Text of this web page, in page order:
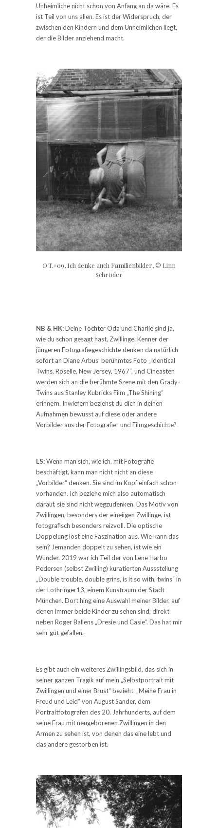
Unheimliche nicht schon von Anfang an da wäre. Es
ist Teil von uns allen. Es ist der Widerspruch, der
zwischen den Kindern und dem Unheimlichen liegt,
der die Bilder anziehend macht.
O.T.#09, Ich denke auch Familienbilder, © Linn
Schröder
NB & HK:Deine Töchter Oda und Charlie sind ja,
wie du schon gesagt hast, Zwillinge. Kenner der
jüngeren Fotografiegeschichte denken da natürlich
sofort an Diane Arbus’ berühmtes Foto „Identical
Twins, Roselle, New Jersey, 1967“, und Cineasten
werden sich an die berühmte Szene mit den Grady-
Twins aus Stanley Kubricks Film „The Shining“
erinnern. Inwiefern beziehst du dich in deinen
Aufnahmen bewusst auf diese oder andere
Vorbilder aus der Fotografie- und Filmgeschichte?
LS:Wenn man sich, wie ich, mit Fotografie
beschäftigt, kann man nicht nicht an diese
„Vorbilder“ denken. Sie sind im Kopf einfach schon
vorhanden. Ich beziehe mich also automatisch
darauf, sie sind nicht wegzudenken. Das Motiv von
Zwillingen, besonders der eineiigen Zwillinge, ist
fotografisch besonders reizvoll. Die optische
Doppelung löst eine Faszination aus. Wie kann das
sein? Jemanden doppelt zu sehen, ist wie ein
Wunder. 2019 war ich Teil der von Lene Harbo
Pedersen (selbst Zwilling) kuratierten Aussstellung
„Double trouble, double grins, is it so with, twins“ in
der Lothringer13, einem Kunstraum der Stadt
München. Dort hing eine Auswahl meiner Bilder, auf
denen immer beide Kinder zu sehen sind, direkt
neben Roger Ballens „Dresie und Casie“. Das hat mir
sehr gut gefallen.
Es gibt auch ein weiteres Zwillingsbild, das sich in
seiner ganzen Tragik auf mein „Selbstportrait mit
Zwillingen und einer Brust“ bezieht. „Meine Frau in
Freud und Leid“ von August Sander, dem
Portraitfotografen des 20. Jahrhunderts, auf dem
seine Frau mit neugeborenen Zwillingen in den
Armen zu sehen ist, von denen das eine lebt und
das andere gestorben ist.